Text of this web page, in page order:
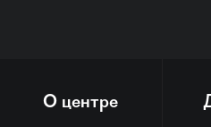
О центре